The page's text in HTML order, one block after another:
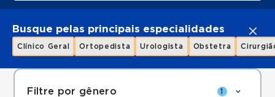
Busque pelas principais especialidades
Clínico Geral Ortopedista Urologista Obstetra
Filtre por gênero 1